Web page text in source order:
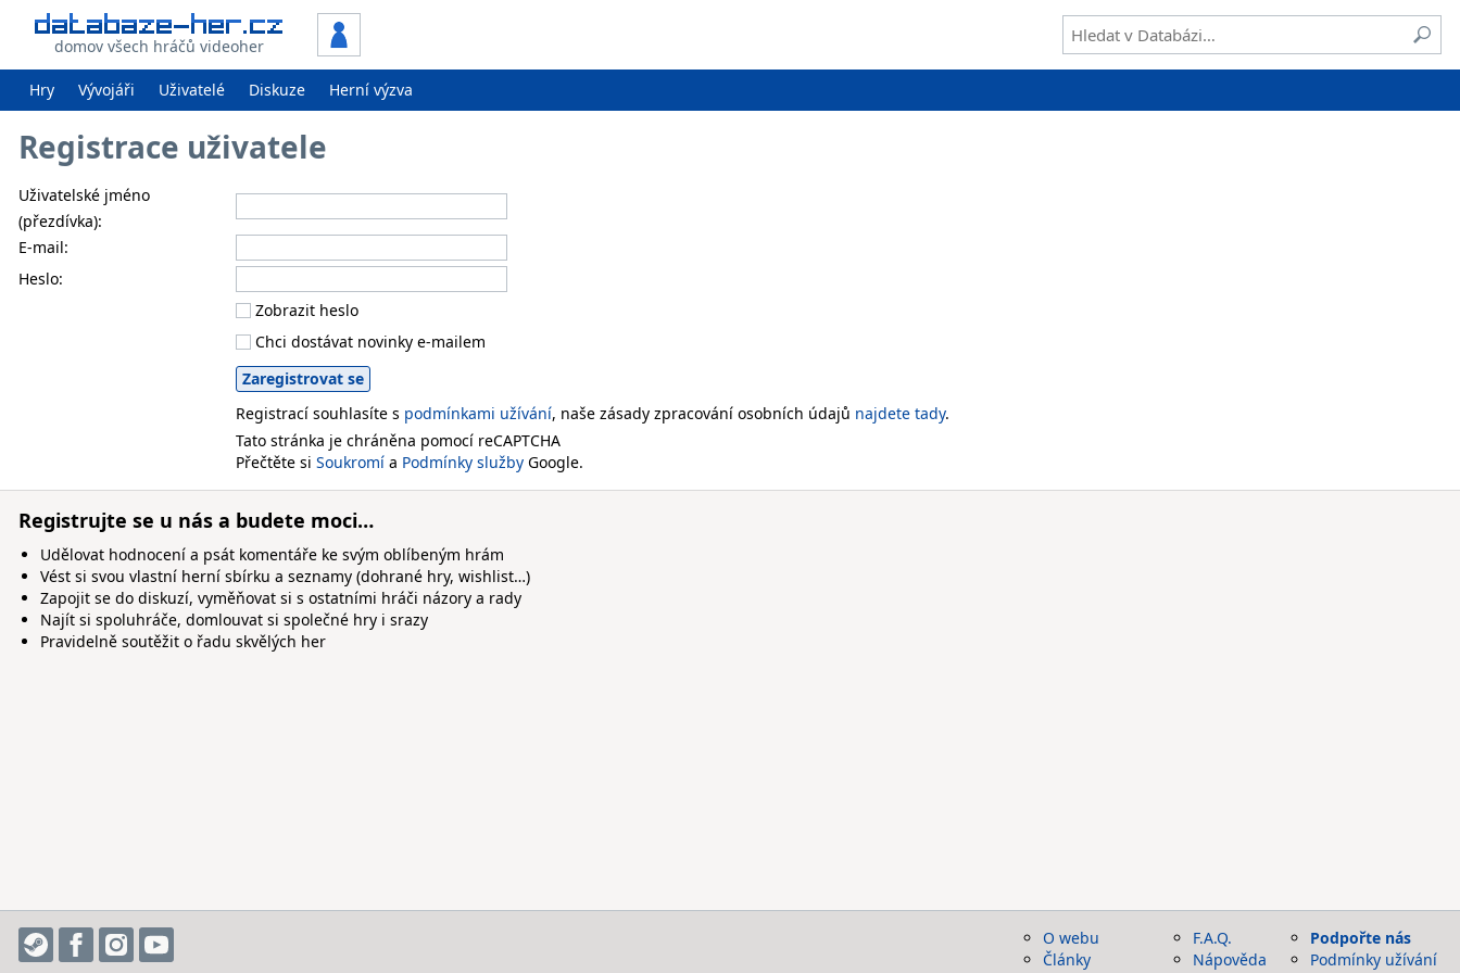
domov všech hráčů videoher
Hry Vývojáři Uživatelé Diskuze Herní výzva
Registrace uživatele
Uživatelské jméno
(přezdívka):
E-mail:
Heslo:
Zobrazit heslo
Chci dostávat novinky e-mailem
Registrací souhlasíte s podmínkami užívání, naše zásady zpracování osobních údajů najdete tady.
Tato stránka je chráněna pomocí reCAPTCHA
Přečtěte si Soukromí a Podmínky služby Google.
Registrujte se u nás a budete moci…
Udělovat hodnocení a psát komentáře ke svým oblíbeným hrám
Vést si svou vlastní herní sbírku a seznamy (dohrané hry, wishlist…)
Zapojit se do diskuzí, vyměňovat si s ostatními hráči názory a rady
Najít si spoluhráče, domlouvat si společné hry i srazy
Pravidelně soutěžit o řadu skvělých her
O webu
Články
F.A.Q.
Nápověda
Podpořte nás
Podmínky užívání